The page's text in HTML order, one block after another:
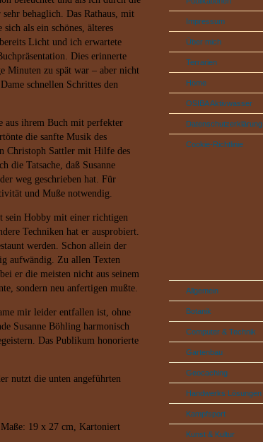
behaglich. Das Rathaus, mit
als ein schönes, älteres
Licht und ich erwartete
Dies erinnerte
Minuten zu spät war – aber nicht
schnellen Schrittes den
aus ihrem Buch mit perfekter
die sanfte Musik des
Christoph Sattler mit Hilfe des
die Tatsache, daß Susanne
weg geschrieben hat. Für
und Muße notwendig.
sein Hobby mit einer richtigen
Techniken hat er ausprobiert.
werden. Schon allein der
aufwändig. Zu allen Texten
er die meisten nicht aus seinem
sondern neu anfertigen mußte.
mir leider entfallen ist, ohne
Susanne Böhling harmonisch
Das Publikum honorierte
nutzt die unten angeführten
19 x 27 cm, Kartoniert
Impressum
Über mich
Terrarien
Home
OSIBA Aktivwasser
Datenschutzerklärung
Cookie-Richtlinie
Allgemein
Botanik
Computer & Technik
Gartenbau
Geocaching
Handwerks Lösungen
Kampfsport
Kunst & Kultur